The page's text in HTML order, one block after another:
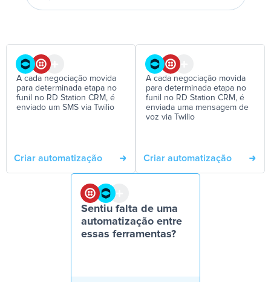
A cada negociação movida
para determinada etapa no
funil no RD Station CRM, é
enviado um SMS via Twilio
Criar automatização
A cada negociação movida
para determinada etapa no
funil no RD Station CRM, é
enviada uma mensagem de
voz via Twilio
Criar automatização
Sentiu falta de uma
automatização entre
essas ferramentas?